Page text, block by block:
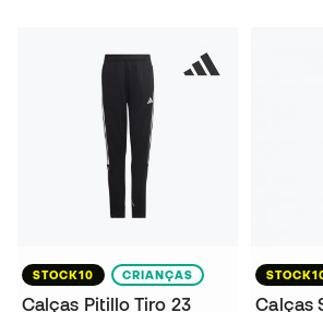
STOCK10 CRIANÇAS
Calças Pitillo Tiro 23
Calças